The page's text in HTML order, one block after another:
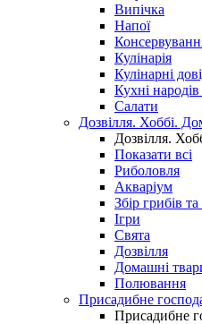
Випічка
Напої
Кулінарія
Кулінарні
Кухні народів
Салати
Дозвілля. Хоббі.
Дозвілля.
Показати всі
Риболовля
Акваріум
Збір грибів та
Ігри
Свята
Дозвілля
Домашні
Полювання
Присадибне
Присадибне